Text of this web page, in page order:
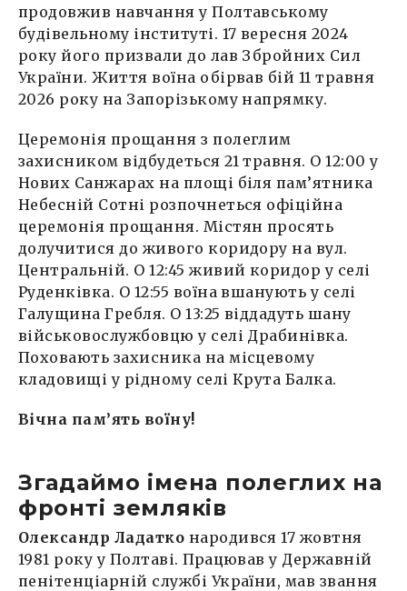
продовжив навчання у Полтавському
будівельному інституті. 17 вересня 2024
року його призвали до лав Збройних Сил
України. Життя воїна обірвав бій 11 травня
2026 року на Запорізькому напрямку.
Церемонія прощання з полеглим
захисником відбудеться 21 травня. О 12:00 у
Нових Санжарах на площі біля пам’ятника
Небесній Сотні розпочнеться офіційна
церемонія прощання. Містян просять
долучитися до живого коридору на вул.
Центральній. О 12:45 живий коридор у селі
Руденківка. О 12:55 воїна вшанують у селі
Галущина Гребля. О 13:25 віддадуть шану
військовослужбовцю у селі Драбинівка.
Поховають захисника на місцевому
кладовищі у рідному селі Крута Балка.
Вічна пам’ять воїну!
Згадаймо імена полеглих на
фронті земляків
Олександр Ладатко народився 17 жовтня
1981 року у Полтаві. Працював у Державній
пенітенціарній службі України, мав звання